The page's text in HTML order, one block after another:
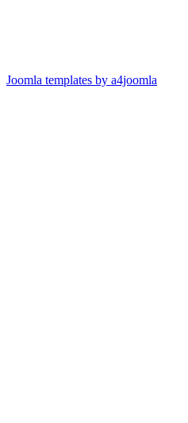
Joomla templates by a4joomla